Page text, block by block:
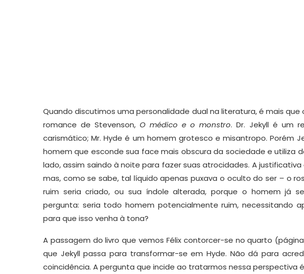
Quando discutimos uma personalidade dual na literatura, é mais
romance de Stevenson,O médico e o monstro. Dr. Jekyll é um
carismático; Mr. Hyde é um homem grotesco e misantropo. Porém
homem que esconde sua face mais obscura da sociedade e utiliza
lado, assim saindo à noite para fazer suas atrocidades. A justificativa
mas, como se sabe, tal líquido apenas puxava o oculto do ser – o
ruim seria criado, ou sua índole alterada, porque o homem já
pergunta: seria todo homem potencialmente ruim, necessitando
para que isso venha à tona?
A passagem do livro que vemos Félix contorcer-se no quarto
que Jekyll passa para transformar-se em Hyde. Não dá para
coincidência. A pergunta que incide ao tratarmos nessa perspectiva